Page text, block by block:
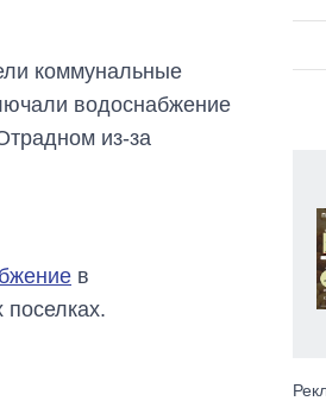
коммунальные
водоснабжение
из-за
в